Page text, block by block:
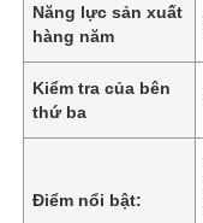
Năng lực sản xuất
hàng năm
Kiểm tra của bên
thứ ba
Điểm nổi bật: